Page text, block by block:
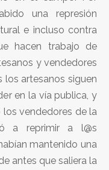
una represión
e incluso contra
hacen trabajo de
y vendedores
los artesanos siguen
en la vía publica, y
los vendedores de la
a reprimir a l@s
mantenido una
antes que saliera la